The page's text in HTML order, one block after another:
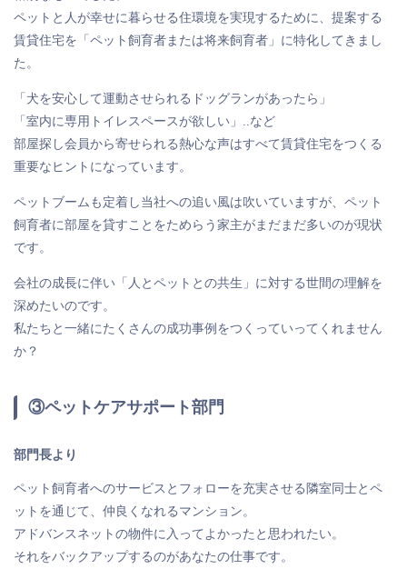
ペットと人が幸せに暮らせる住環境を実現するために、提案する
賃貸住宅を「ペット飼育者または将来飼育者」に特化してきまし
た。
「犬を安心して運動させられるドッグランがあったら」
「室内に専用トイレスペースが欲しい」..など
部屋探し会員から寄せられる熱心な声はすべて賃貸住宅をつくる
重要なヒントになっています。
ペットブームも定着し当社への追い風は吹いていますが、ペット
飼育者に部屋を貸すことをためらう家主がまだまだ多いのが現状
です。
会社の成長に伴い「人とペットとの共生」に対する世間の理解を
深めたいのです。
私たちと一緒にたくさんの成功事例をつくっていってくれません
か？
③ペットケアサポート部門
部門長より
ペット飼育者へのサービスとフォローを充実させる隣室同士とペ
ットを通じて、仲良くなれるマンション。
アドバンスネットの物件に入ってよかったと思われたい。
それをバックアップするのがあなたの仕事です。